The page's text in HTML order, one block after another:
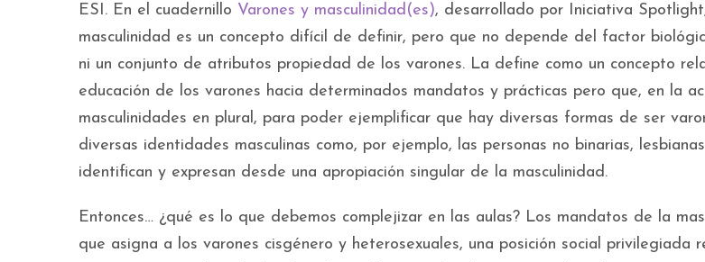
ESI. En el cuadernillo Varones y masculinidad(es), desarrollado por Iniciativa
masculinidad es un concepto difícil de definir, pero que no depende del factor
ni un conjunto de atributos propiedad de los varones. La define como un concepto
educación de los varones hacia determinados mandatos y prácticas pero que, en la
masculinidades en plural, para poder ejemplificar que hay diversas formas de ser
diversas identidades masculinas como, por ejemplo, las personas no binarias,
identifican y expresan desde una apropiación singular de la masculinidad.
Entonces… ¿qué es lo que debemos complejizar en las aulas? Los mandatos de la
que asigna a los varones cisgénero y heterosexuales, una posición social privilegiada